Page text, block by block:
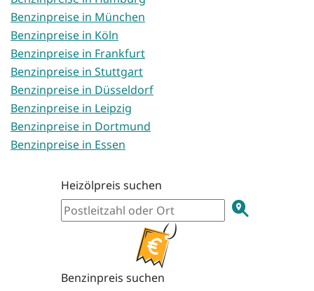
Benzinpreise in München
Benzinpreise in Köln
Benzinpreise in Frankfurt
Benzinpreise in Stuttgart
Benzinpreise in Düsseldorf
Benzinpreise in Leipzig
Benzinpreise in Dortmund
Benzinpreise in Essen
Heizölpreis suchen
Benzinpreis suchen